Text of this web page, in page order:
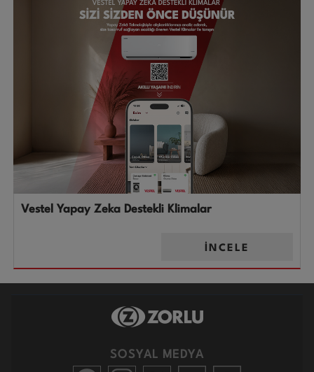
Vestel Yapay Zeka Destekli Klimalar
İNCELE
SOSYAL MEDYA